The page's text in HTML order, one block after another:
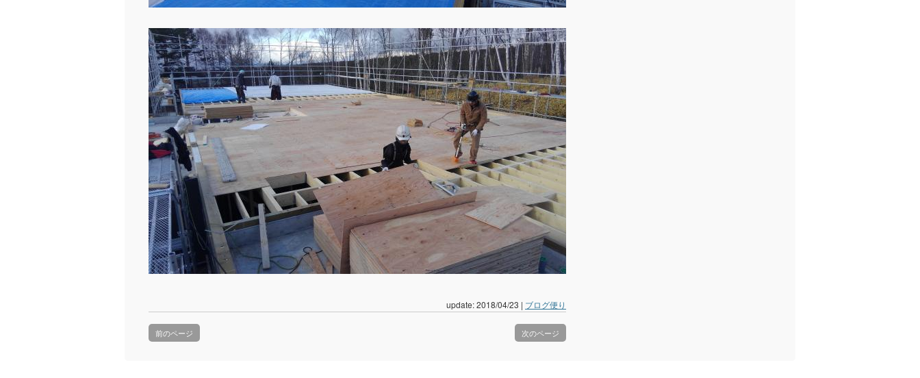
update: 2018/04/23 | ブログ便り
前のページ 次のページ